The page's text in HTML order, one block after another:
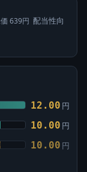
639円 配当性向
12.00 円
10.00 円
10.00 円